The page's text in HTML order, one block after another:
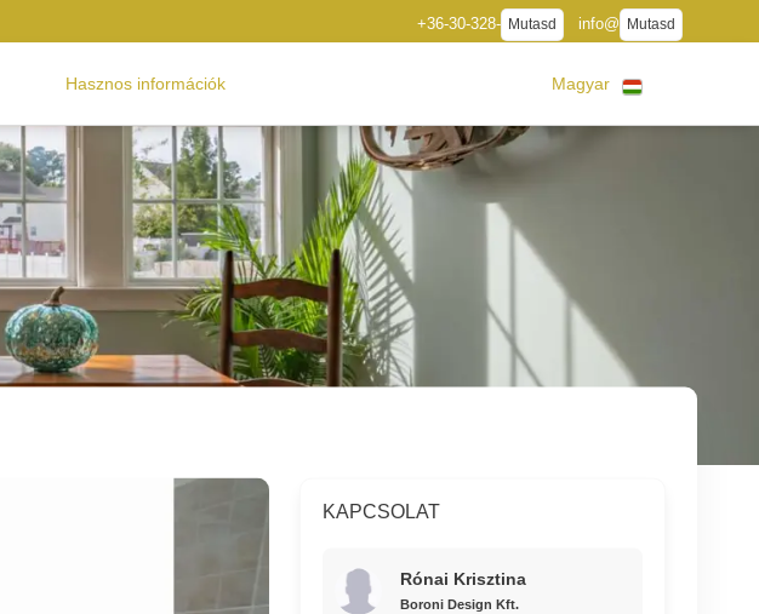
+36-30-328- Mutasd info@ Mutasd
Hasznos információk Magyar
KAPCSOLAT
Rónai Krisztina
Boroni Design Kft.